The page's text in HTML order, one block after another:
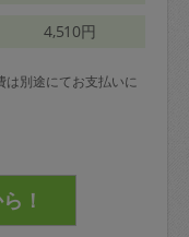
4,510円
別途にてお支払いに